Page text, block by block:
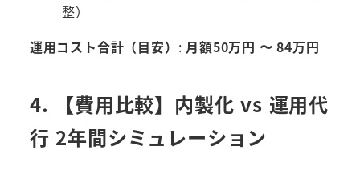
整）
運用コスト合計（目安） : 月額50万円 〜 84万円
4. 【費用比較】内製化 vs 運用代
行 2年間シミュレーション